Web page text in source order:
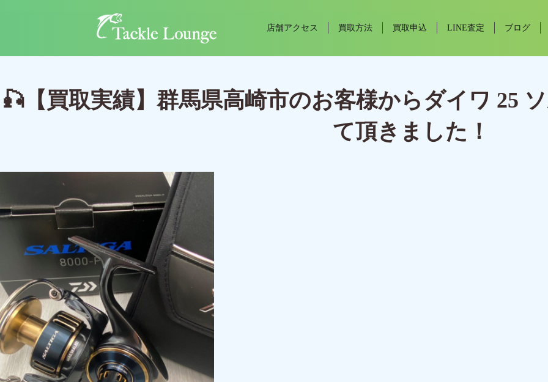
店舗アクセス 買取方法 買取申込 LINE査定 ブログ
🎣【買取実績】群馬県高崎市のお客様からダイワ 25
て頂きました！